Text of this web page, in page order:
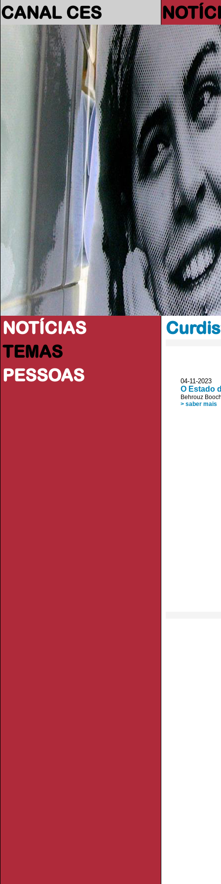
CANAL CES
NOTÍCIAS
TEMAS
PESSOAS
04-11-
O Estado
Behrouz
> saber mais